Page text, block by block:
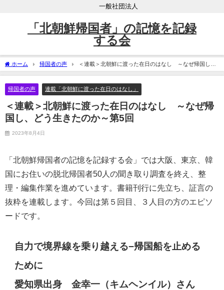
一般社団法人
「北朝鮮帰国者」の記憶を記録
する会
ホーム 帰国者の声
＜連載＞北朝鮮に渡った在日のはなし ～なぜ帰国し、
どう生きたのか～第5回
帰国者の声 連載「北朝鮮に渡った在日のはなし」
＜連載＞北朝鮮に渡った在日のはなし ～なぜ帰
国し、どう生きたのか～第5回
2023年8月4日
「北朝鮮帰国者の記憶を記録する会」では大阪、東京、韓
国にお住いの脱北帰国者50人の聞き取り調査を終え、整
理・編集作業を進めています。書籍刊行に先立ち、証言の
抜粋を連載します。今回は第５回目、３人目の方のエピソ
ードです。
自力で境界線を乗り越える−帰国船を止める
ために
愛知県出身 金幸一（キムヘンイル）さん